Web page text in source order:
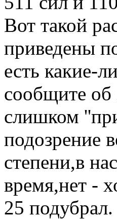
Вот такой
приведены
есть какие-
сообщите
слишком
подозрение
степени,в
время,нет -
25 подубрал.